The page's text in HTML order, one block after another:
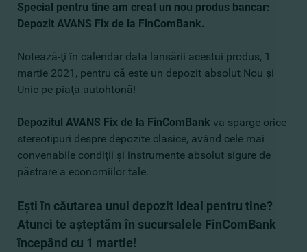
Special pentru tine am creat un nou produs bancar:
Depozit AVANS Fix de la FinComBank.
Notează-ţi în calendar data lansării acestui produs, 1
martie 2021, pentru că este un depozit absolut Nou şi
Unic pe piaţa autohtonă!
Depozitul AVANS Fix de la FinComBank va sparge orice
stereotipuri despre depozite clasice, având cele mai
convenabile condiţii şi instrumente absolut sigure de
păstrare a economiilor tale.
Eşti în căutarea unui depozit ideal pentru tine?
Atunci te aşteptăm în sucursalele FinComBank
începând cu 1 martie!